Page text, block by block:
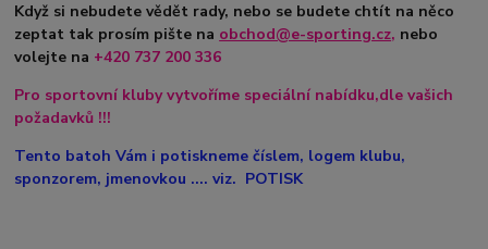
Když si nebudete vědět rady, nebo se budete chtít na něco
zeptat tak prosím pište na obchod@e-sporting.cz, nebo
volejte na +420 737 200 336
Pro sportovní kluby vytvoříme speciální nabídku,dle vašich
požadavků !!!
Tento batoh Vám i potiskneme číslem, logem klubu,
sponzorem, jmenovkou .... viz. POTISK